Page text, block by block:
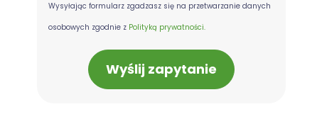
Wysyłając formularz zgadzasz się na przetwarzanie danych
osobowych zgodnie z Polityką prywatności.